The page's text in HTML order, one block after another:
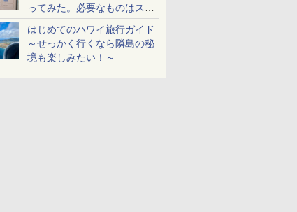
ってみた。必要なものはスマ
ホとマイナカードのみ
はじめてのハワイ旅行ガイド
～せっかく行くなら隣島の秘
境も楽しみたい！～